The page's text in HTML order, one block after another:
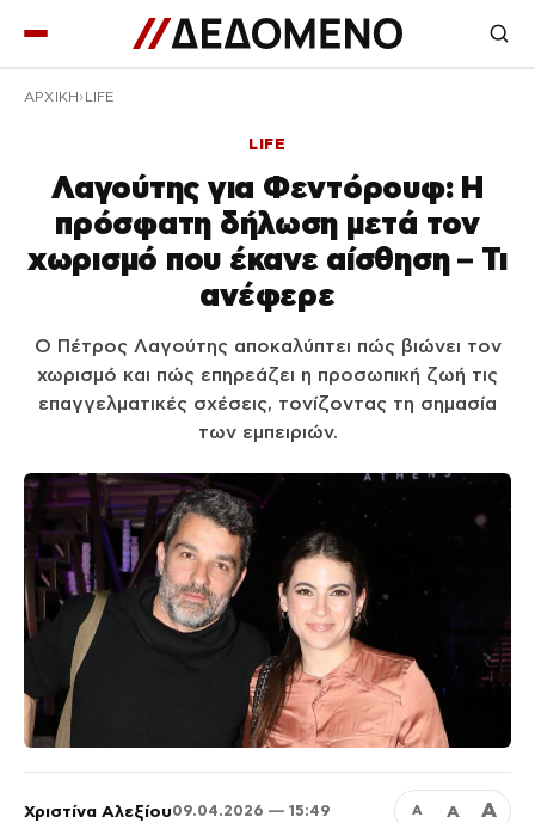
ΑΡΧΙΚΉ LIFE
LIFE
Λαγούτης για Φεντόρουφ: Η
πρόσφατη δήλωση μετά τον
χωρισμό που έκανε αίσθηση – Τι
ανέφερε
Ο Πέτρος Λαγούτης αποκαλύπτει πώς βιώνει τον
χωρισμό και πώς επηρεάζει η προσωπική ζωή τις
επαγγελματικές σχέσεις, τονίζοντας τη σημασία
των εμπειριών.
Χριστίνα Αλεξίου09.04.2026 — 15:49 Α Α Α